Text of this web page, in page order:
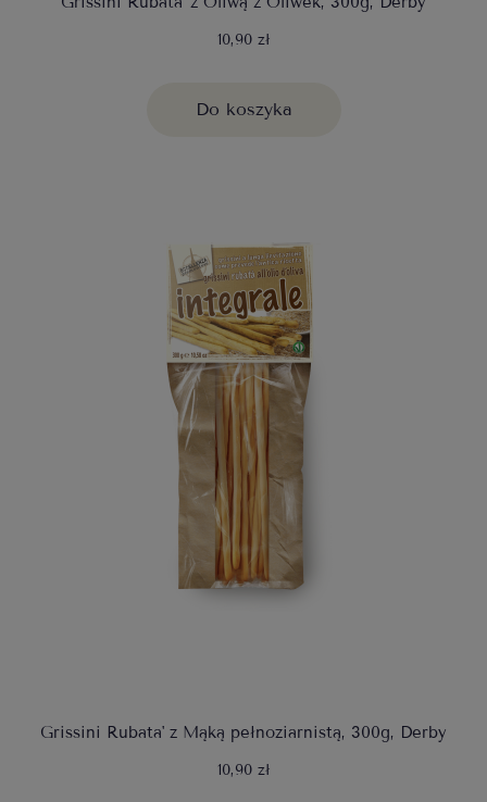
10,90 zł
Do koszyka
Grissini Rubata' z Mąką pełnoziarnistą, 300g, Derby
10,90 zł